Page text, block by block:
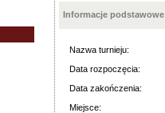
Informacje podstawowe
Nazwa turnieju:
Data rozpoczęcia:
Data zakończenia:
Miejsce: